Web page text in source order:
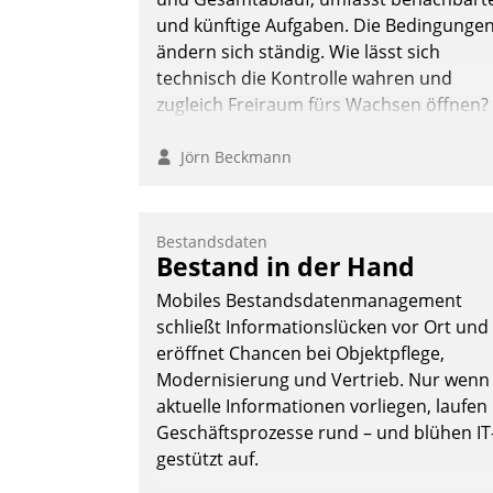
und künftige Aufgaben. Die Bedingungen
ändern sich ständig. Wie lässt sich
technisch die Kontrolle wahren und
zugleich Freiraum fürs Wachsen öffnen?
Jörn Beckmann
Bestandsdaten
Bestand in der Hand
Mobiles Bestandsdatenmanagement
schließt Informationslücken vor Ort und
eröffnet Chancen bei Objektpflege,
Modernisierung und Vertrieb. Nur wenn
aktuelle Informationen vorliegen, laufen
Geschäftsprozesse rund – und blühen
gestützt auf.